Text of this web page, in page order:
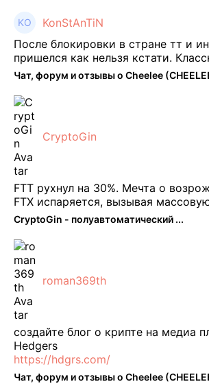
KonStAnTiN
После блокировки в стране тт и
пришелся как нельзя кстати.
можно юзать без так уже всем
Сейчас просто чилю и
Чат, форум и отзывы о Cheelee
CryptoGin
FTT рухнул на 30%. Мечта о возрождении биржи
FTX испаряется, вызывая
ее собственного токена FTT. По
февраля FTT, ныне бесполезная ...
CryptoGin - полуавтоматический ...
roman369th
создайте блог о крипте на медиа
Hedgers
https://hdgrs.com/
Чат, форум и отзывы о Cheelee